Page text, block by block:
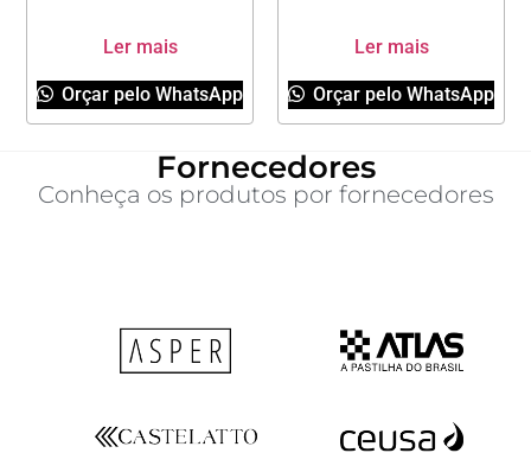
Ler mais
Orçar pelo WhatsApp
Ler mais
Orçar pelo WhatsApp
Fornecedores
Conheça os produtos por fornecedores